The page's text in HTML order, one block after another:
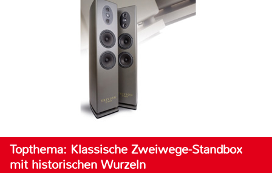
Topthema: Klassische Zweiwege-Standbox
mit historischen Wurzeln